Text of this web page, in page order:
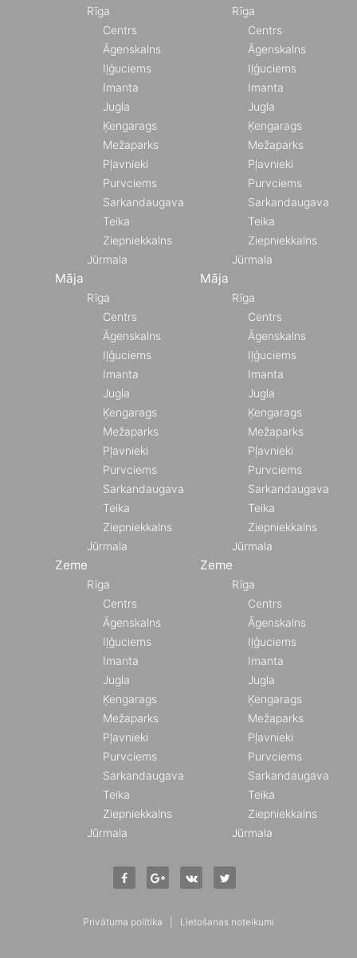
Rīga
Centrs
Āgenskalns
Iļģuciems
Imanta
Jugla
Ķengarags
Mežaparks
Pļavnieki
Purvciems
Sarkandaugava
Teika
Ziepniekkalns
Jūrmala
Māja
Rīga
Centrs
Āgenskalns
Iļģuciems
Imanta
Jugla
Ķengarags
Mežaparks
Pļavnieki
Purvciems
Sarkandaugava
Teika
Ziepniekkalns
Jūrmala
Zeme
Rīga
Centrs
Āgenskalns
Iļģuciems
Imanta
Jugla
Ķengarags
Mežaparks
Pļavnieki
Purvciems
Sarkandaugava
Teika
Ziepniekkalns
Jūrmala
Rīga
Centrs
Āgenskalns
Iļģuciems
Imanta
Jugla
Ķengarags
Mežaparks
Pļavnieki
Purvciems
Sarkandaugava
Teika
Ziepniekkalns
Jūrmala
Māja
Rīga
Centrs
Āgenskalns
Iļģuciems
Imanta
Jugla
Ķengarags
Mežaparks
Pļavnieki
Purvciems
Sarkandaugava
Teika
Ziepniekkalns
Jūrmala
Zeme
Rīga
Centrs
Āgenskalns
Iļģuciems
Imanta
Jugla
Ķengarags
Mežaparks
Pļavnieki
Purvciems
Sarkandaugava
Teika
Ziepniekkalns
Jūrmala
Privātuma politika Lietošanas noteikumi